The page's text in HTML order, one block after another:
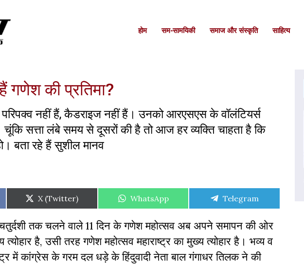
होम सम-सामयिकी समाज और संस्कृति साहित्‍य
गणेश की प्रतिमा?
नहीं हैं, कैडराइज नहीं हैं। उनको आरएसएस के वॉलंटियर्स
सत्ता लंबे समय से दूसरों की है तो आज हर व्यक्ति चाहता है कि
बता रहे हैं सुशील मानव
Share
on
X (Twitter)
Share
WhatsApp
Share
Telegram
तक चलने वाले 11 दिन के गणेश महोत्सव अब अपने समापन की ओर
है, उसी तरह गणेश महोत्सव महाराष्ट्र का मुख्य त्योहार है। भव्य व
में कांग्रेस के गरम दल धड़े के हिंदुवादी नेता बाल गंगाधर तिलक ने की